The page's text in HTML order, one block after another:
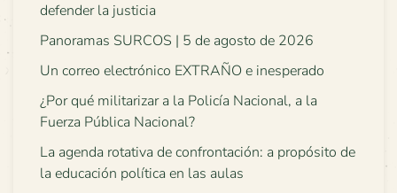
defender la justicia
Panoramas SURCOS | 5 de agosto de 2026
Un correo electrónico EXTRAÑO e inesperado
¿Por qué militarizar a la Policía Nacional, a la
Fuerza Pública Nacional?
La agenda rotativa de confrontación: a propósito de
la educación política en las aulas